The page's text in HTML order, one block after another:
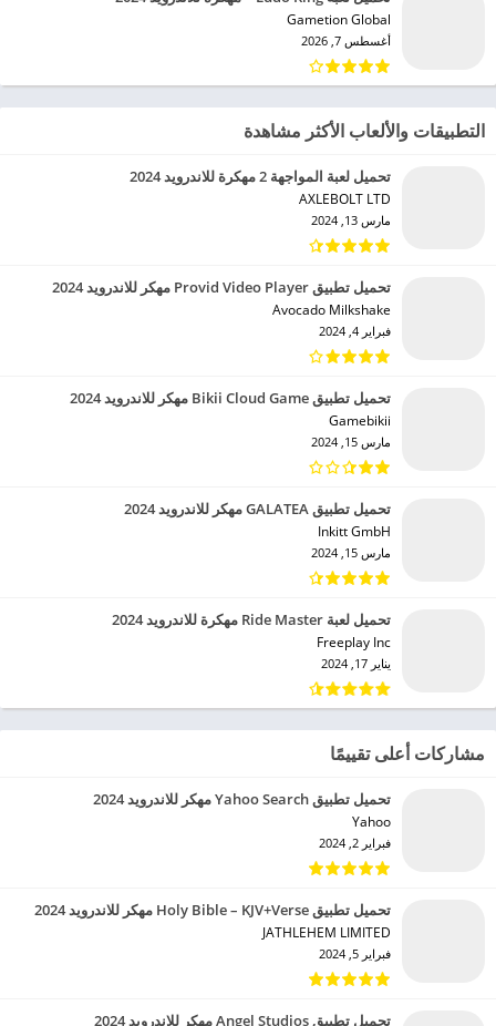
Gametion Global‏
أغسطس 7, 2026
التطبيقات والألعاب الأكثر مشاهدة
تحميل لعبة المواجهة 2 مهكرة للاندرويد 2024
AXLEBOLT LTD‏
مارس 13, 2024
تحميل تطبيق Provid Video Player مهكر للاندرويد 2024
Avocado Milkshake‏
فبراير 4, 2024
تحميل تطبيق Bikii Cloud Game مهكر للاندرويد 2024
Gamebikii‏
مارس 15, 2024
تحميل تطبيق GALATEA مهكر للاندرويد 2024
Inkitt GmbH‏
مارس 15, 2024
تحميل لعبة Ride Master مهكرة للاندرويد 2024
Freeplay Inc‏
يناير 17, 2024
مشاركات أعلى تقييمًا
تحميل تطبيق Yahoo Search مهكر للاندرويد 2024
Yahoo‏
فبراير 2, 2024
تحميل تطبيق Holy Bible – KJV+Verse مهكر للاندرويد 2024
JATHLEHEM LIMITED‏
فبراير 5, 2024
تحميل تطبيق Angel Studios مهكر للاندرويد 2024